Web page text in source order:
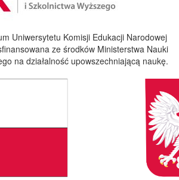
Uniwersytetu Komisji Edukacji Narodowej
ze środków Ministerstwa Nauki
na działalność upowszechniającą naukę.